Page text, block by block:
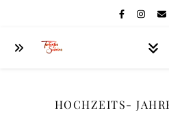
HOCHZEITS-